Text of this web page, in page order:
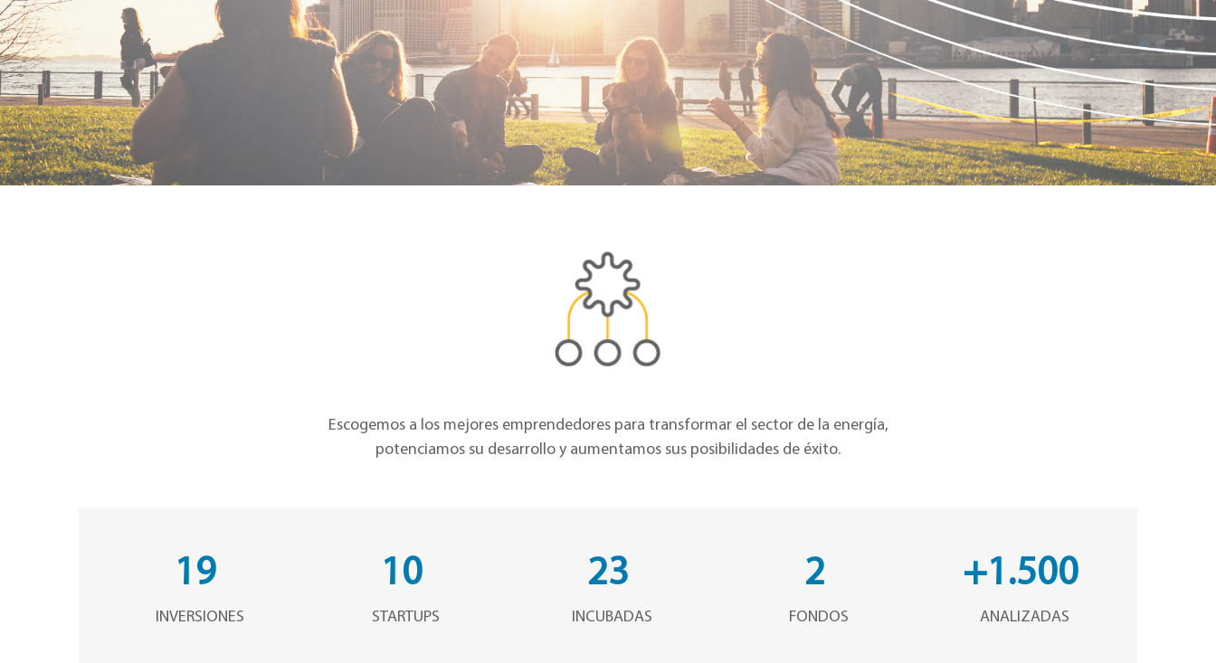
Escogemos a los mejores emprendedores para transformar el sector de la energía,
potenciamos su desarrollo y aumentamos sus posibilidades de éxito.
19
INVERSIONES
10
STARTUPS
23
INCUBADAS
2
FONDOS
+1.500
ANALIZADAS